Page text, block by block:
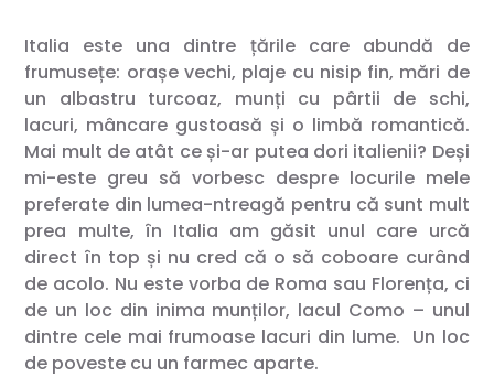
Italia este una dintre țările care abundă de
frumusețe: orașe vechi, plaje cu nisip fin, mări de
un albastru turcoaz, munți cu pârtii de schi,
lacuri, mâncare gustoasă și o limbă romantică.
Mai mult de atât ce și-ar putea dori italienii? Deși
mi-este greu să vorbesc despre locurile mele
preferate din lumea-ntreagă pentru că sunt mult
prea multe, în Italia am găsit unul care urcă
direct în top și nu cred că o să coboare curând
de acolo. Nu este vorba de Roma sau Florența, ci
de un loc din inima munților, lacul Como – unul
dintre cele mai frumoase lacuri din lume. Un loc
de poveste cu un farmec aparte.